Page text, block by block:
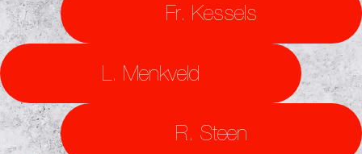
Fr. Kessels
L. Menkveld
R. Steen